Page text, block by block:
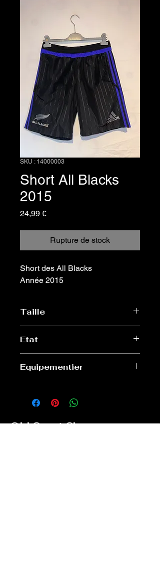
SKU : 14000003
Short All Blacks
2015
24,99 €Prix
Rupture de stock
Short des All Blacks
Année 2015
Taille
Etat
Equipementier
Old Sport Shop